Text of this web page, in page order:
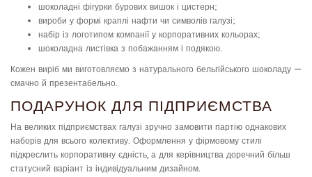
шоколадні фігурки бурових вишок і цистерн;
вироби у формі краплі нафти чи символів галузі;
набір із логотипом компанії у корпоративних кольорах;
шоколадна листівка з побажанням і подякою.
Кожен виріб ми виготовляємо з натурального бельгійського шоколаду —
смачно й презентабельно.
ПОДАРУНОК ДЛЯ ПІДПРИЄМСТВА
На великих підприємствах галузі зручно замовити партію однакових
наборів для всього колективу. Оформлення у фірмовому стилі
підкреслить корпоративну єдність, а для керівництва доречний більш
статусний варіант із індивідуальним дизайном.